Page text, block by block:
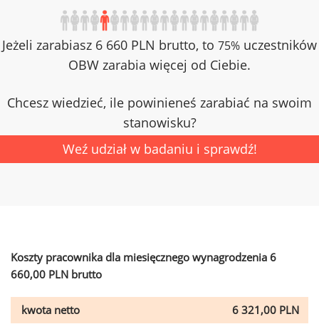
Jeżeli zarabiasz 6 660 PLN brutto, to 75% uczestników
OBW zarabia więcej od Ciebie.
Chcesz wiedzieć, ile powinieneś zarabiać na swoim
stanowisku?
Weź udział w badaniu i sprawdź!
Koszty pracownika dla miesięcznego wynagrodzenia 6
660,00 PLN brutto
kwota netto
6 321,00 PLN